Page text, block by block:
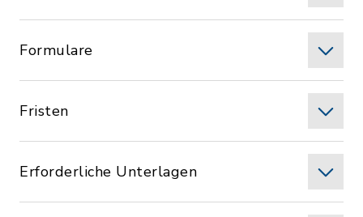
Formulare
Fristen
Erforderliche Unterlagen